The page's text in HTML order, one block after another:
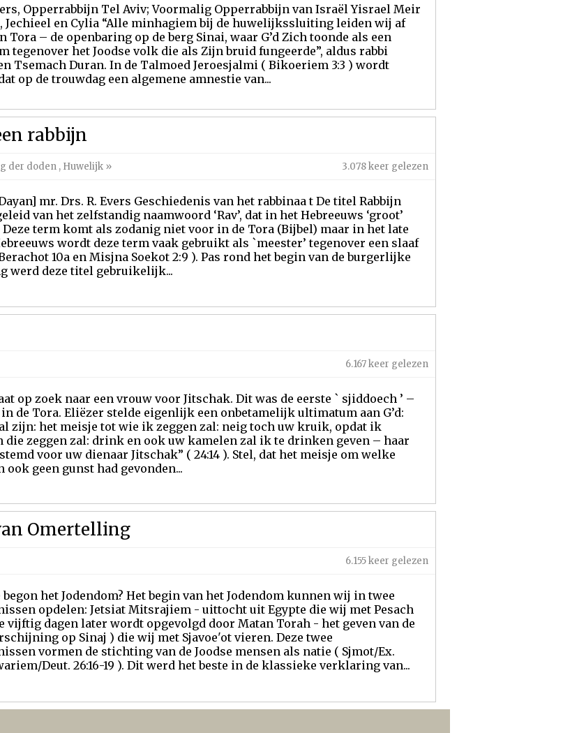
Opperrabbijn Tel Aviv; Voormalig Opperrabbijn van Israël Yisrael Meir
Jechieel en Cylia “Alle minhagiem bij de huwelijkssluiting leiden wij af
Tora – de openbaring op de berg Sinai, waar G’d Zich toonde als een
tegenover het Joodse volk die als Zijn bruid fungeerde”, aldus rabbi
Tsemach Duran. In de Talmoed Jeroesjalmi ( Bikoeriem 3:3 ) wordt
op de trouwdag een algemene amnestie van...
rabbijn
der doden , Huwelijk » 3.078 keer gelezen
mr. Drs. R. Evers Geschiedenis van het rabbinaa t De titel Rabbijn
van het zelfstandig naamwoord ‘Rav’, dat in het Hebreeuws ‘groot’
Deze term komt als zodanig niet voor in de Tora (Bijbel) maar in het late
wordt deze term vaak gebruikt als `meester’ tegenover een slaaf
10a en Misjna Soekot 2:9 ). Pas rond het begin van de burgerlijke
werd deze titel gebruikelijk...
6.167 keer gelezen
op zoek naar een vrouw voor Jitschak. Dit was de eerste ` sjiddoech ’ –
de Tora. Eliëzer stelde eigenlijk een onbetamelijk ultimatum aan G’d:
zijn: het meisje tot wie ik zeggen zal: neig toch uw kruik, opdat ik
die zeggen zal: drink en ook uw kamelen zal ik te drinken geven – haar
voor uw dienaar Jitschak” ( 24:14 ). Stel, dat het meisje om welke
ook geen gunst had gevonden...
Omertelling
6.155 keer gelezen
begon het Jodendom? Het begin van het Jodendom kunnen wij in twee
opdelen: Jetsiat Mitsrajiem - uittocht uit Egypte die wij met Pesach
vijftig dagen later wordt opgevolgd door Matan Torah - het geven van de
op Sinaj ) die wij met Sjavoe'ot vieren. Deze twee
vormen de stichting van de Joodse mensen als natie ( Sjmot/Ex.
Deut. 26:16-19 ). Dit werd het beste in de klassieke verklaring van...